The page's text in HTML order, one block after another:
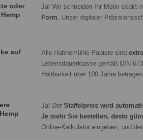
oder
Ja! Wir schneiden Ihr Motiv exakt
Form. Unser digitaler
auf
Alle Hahnemühle Papiere sind
Lebensdauerklasse gemäß DIN
Haltbarkeit über 100 Jahre
Ja! Der Staffelpreis wird
Je mehr Sie bestellen, desto
Online-Kalkulator eingeben, und